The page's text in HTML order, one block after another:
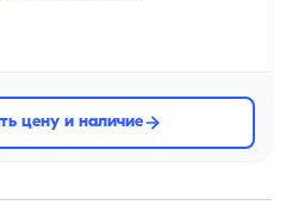
цену и наличие